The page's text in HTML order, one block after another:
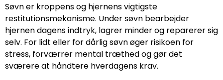
Søvn er kroppens og hjernens vigtigste
restitutionsmekanisme. Under søvn bearbejder
hjernen dagens indtryk, lagrer minder og reparerer sig
selv. For lidt eller for dårlig søvn øger risikoen for
stress, forværrer mental træthed og gør det
sværere at håndtere hverdagens krav.